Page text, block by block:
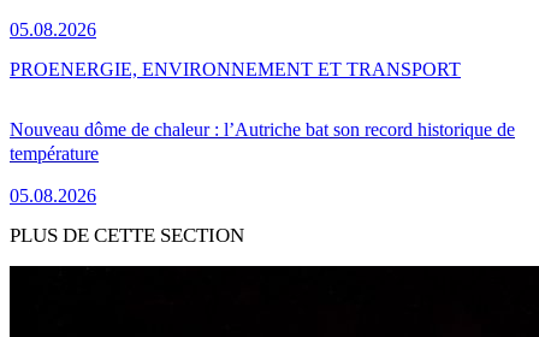
05.08.2026
Nouveau dôme de chaleur : l’Autriche bat son record historique de
température
05.08.2026
PROENERGIE, ENVIRONNEMENT ET TRANSPORT
PLUS DE CETTE SECTION